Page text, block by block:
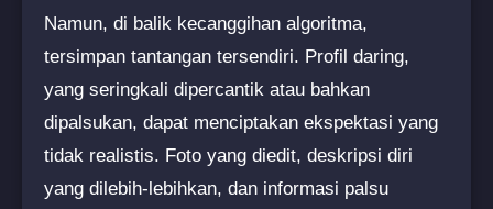
Namun, di balik kecanggihan algoritma,
tersimpan tantangan tersendiri. Profil daring,
yang seringkali dipercantik atau bahkan
dipalsukan, dapat menciptakan ekspektasi yang
tidak realistis. Foto yang diedit, deskripsi diri
yang dilebih-lebihkan, dan informasi palsu